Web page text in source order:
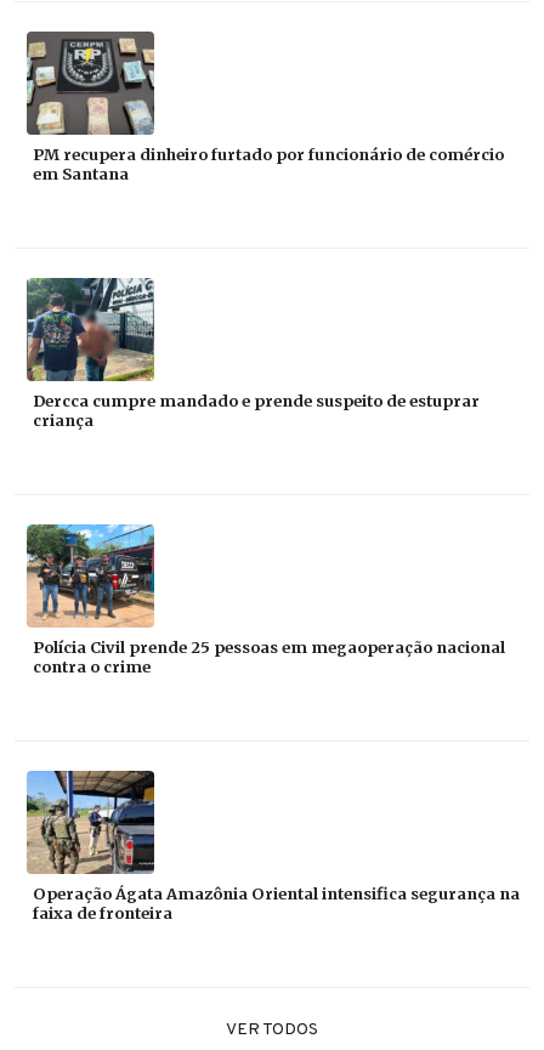
PM recupera dinheiro furtado por funcionário de comércio
em Santana
Dercca cumpre mandado e prende suspeito de estuprar
criança
Polícia Civil prende 25 pessoas em megaoperação nacional
contra o crime
Operação Ágata Amazônia Oriental intensifica segurança na
faixa de fronteira
VER TODOS